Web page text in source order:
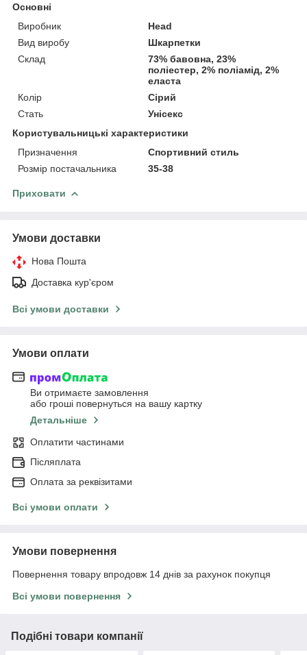
Основні
Виробник
Head
Вид виробу
Шкарпетки
Склад
73% бавовна, 23%
поліестер, 2% поліамід, 2%
еласта
Колір
Сірий
Стать
Унісекс
Користувальницькі характеристики
Призначення
Спортивний стиль
Розмір постачальника
35-38
Приховати
Умови доставки
Нова Пошта
Доставка кур'єром
Всі умови доставки
Умови оплати
Ви отримаєте замовлення
або гроші повернуться на вашу картку
Детальніше
Оплатити частинами
Післяплата
Оплата за реквізитами
Всі умови оплати
Умови повернення
Повернення товару впродовж 14 днів за рахунок покупця
Всі умови повернення
Подібні товари компанії